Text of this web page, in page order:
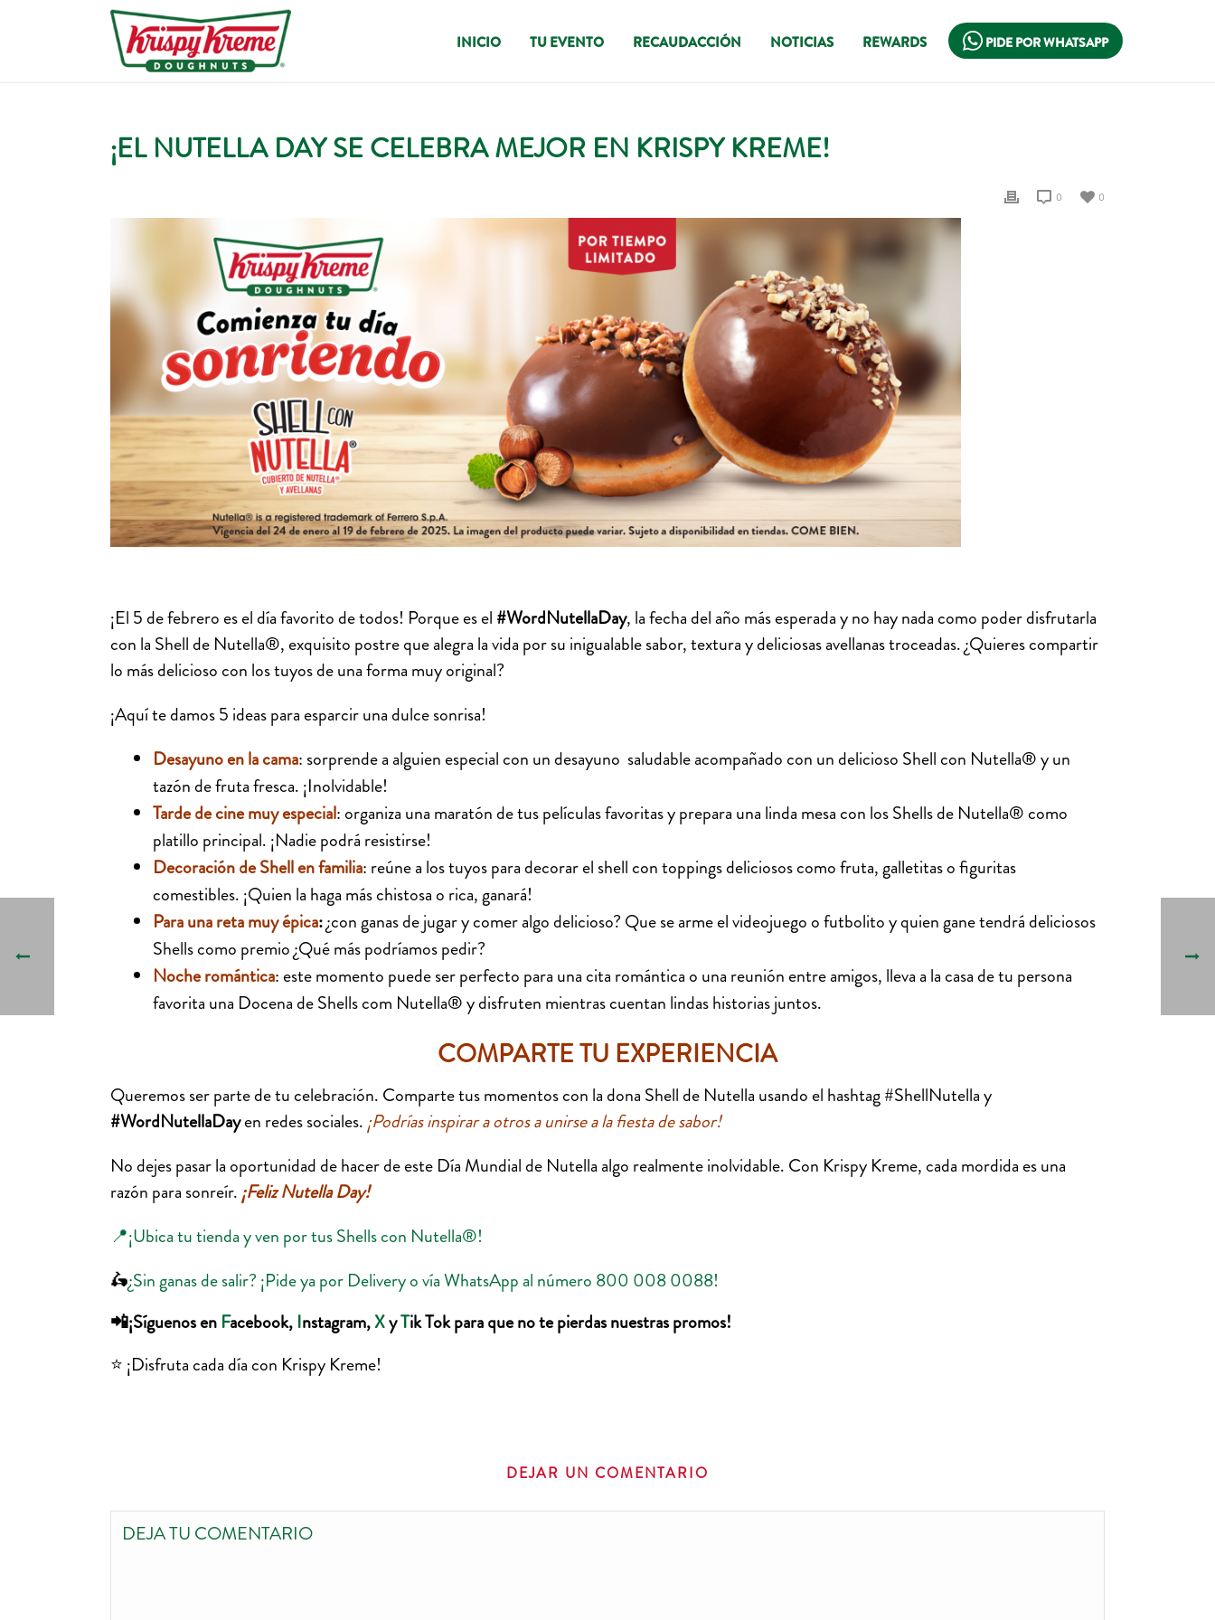
INICIO TU EVENTO RECAUDACCIÓN NOTICIAS REWARDS PIDE POR WHATSAPP
¡EL NUTELLA DAY SE CELEBRA MEJOR EN KRISPY KREME!
0
0
¡El 5 de febrero es el día favorito de todos! Porque es el #WordNutellaDay, la fecha del año más esperada y no hay nada como poder disfrutarla
con la Shell de Nutella®, exquisito postre que alegra la vida por su inigualable sabor, textura y deliciosas avellanas troceadas. ¿Quieres compartir
lo más delicioso con los tuyos de una forma muy original?
¡Aquí te damos 5 ideas para esparcir una dulce sonrisa!
Desayuno en la cama: sorprende a alguien especial con un desayuno saludable acompañado con un delicioso Shell con Nutella® y un
tazón de fruta fresca. ¡Inolvidable!
Tarde de cine muy especial: organiza una maratón de tus películas favoritas y prepara una linda mesa con los Shells de Nutella® como
platillo principal. ¡Nadie podrá resistirse!
Decoración de Shell en familia: reúne a los tuyos para decorar el shell con toppings deliciosos como fruta, galletitas o figuritas
comestibles. ¡Quien la haga más chistosa o rica, ganará!
Para una reta muy épica:¿con ganas de jugar y comer algo delicioso? Que se arme el videojuego o futbolito y quien gane tendrá deliciosos
Shells como premio ¿Qué más podríamos pedir?
Noche romántica: este momento puede ser perfecto para una cita romántica o una reunión entre amigos, lleva a la casa de tu persona
favorita una Docena de Shells com Nutella® y disfruten mientras cuentan lindas historias juntos.
COMPARTE TU EXPERIENCIA
Queremos ser parte de tu celebración. Comparte tus momentos con la dona Shell de Nutella usando el hashtag #ShellNutella y
#WordNutellaDayen redes sociales. ¡Podrías inspirar a otros a unirse a la fiesta de sabor!
No dejes pasar la oportunidad de hacer de este Día Mundial de Nutella algo realmente inolvidable. Con Krispy Kreme, cada mordida es una
razón para sonreír. ¡Feliz Nutella Day!
📍¡Ubica tu tienda y ven por tus Shells con Nutella®!
🛵¿Sin ganas de salir? ¡Pide ya por Delivery o vía WhatsApp al número 800 008 0088!
📲¡Síguenos en Facebook, Instagram,XyTik Tok para que no te pierdas nuestras promos!
⭐️ ¡Disfruta cada día con Krispy Kreme!
DEJAR UN COMENTARIO